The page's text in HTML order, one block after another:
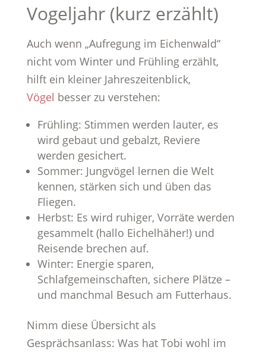
Vogeljahr (kurz erzählt)
Auch wenn „Aufregung im Eichenwald“
nicht vom Winter und Frühling erzählt,
hilft ein kleiner Jahreszeitenblick,
Vögel besser zu verstehen:
Frühling: Stimmen werden lauter, es
wird gebaut und gebalzt, Reviere
werden gesichert.
Sommer: Jungvögel lernen die Welt
kennen, stärken sich und üben das
Fliegen.
Herbst: Es wird ruhiger, Vorräte werden
gesammelt (hallo Eichelhäher!) und
Reisende brechen auf.
Winter: Energie sparen,
Schlafgemeinschaften, sichere Plätze –
und manchmal Besuch am Futterhaus.
Nimm diese Übersicht als
Gesprächsanlass: Was hat Tobi wohl im